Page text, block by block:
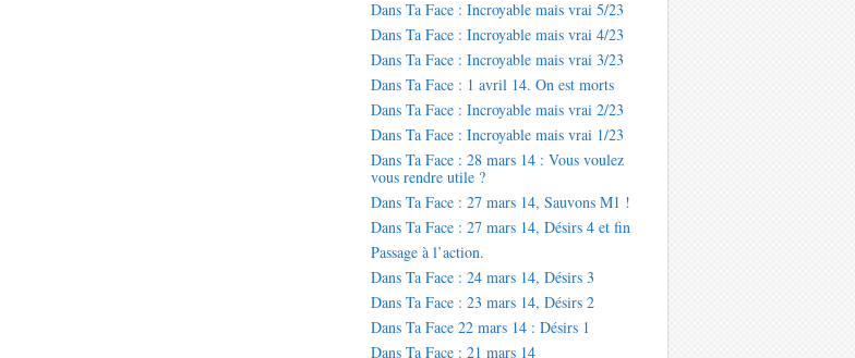
Dans Ta Face : Incroyable mais vrai 5/23
Dans Ta Face : Incroyable mais vrai 4/23
Dans Ta Face : Incroyable mais vrai 3/23
Dans Ta Face : 1 avril 14. On est morts
Dans Ta Face : Incroyable mais vrai 2/23
Dans Ta Face : Incroyable mais vrai 1/23
Dans Ta Face : 28 mars 14 : Vous voulez
vous rendre utile ?
Dans Ta Face : 27 mars 14, Sauvons M1 !
Dans Ta Face : 27 mars 14, Désirs 4 et fin
Passage à l’action.
Dans Ta Face : 24 mars 14, Désirs 3
Dans Ta Face : 23 mars 14, Désirs 2
Dans Ta Face 22 mars 14 : Désirs 1
Dans Ta Face : 21 mars 14